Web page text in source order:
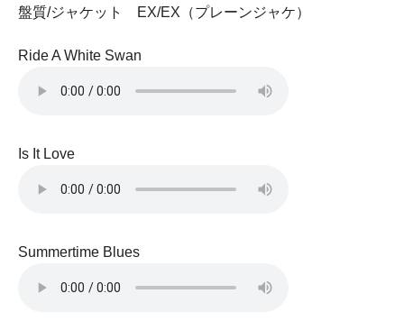
盤質/ジャケット EX/EX（プレーンジャケ）
Ride A White Swan
Is It Love
Summertime Blues